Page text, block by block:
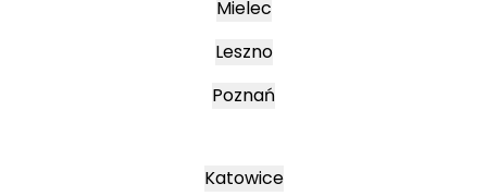
Mielec
Leszno
Poznań
Katowice